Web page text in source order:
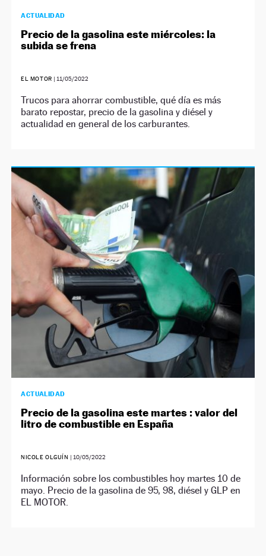
ACTUALIDAD
Precio de la gasolina este miércoles: la
subida se frena
EL MOTOR | 11/05/2022
Trucos para ahorrar combustible, qué día es más
barato repostar, precio de la gasolina y diésel y
actualidad en general de los carburantes.
ACTUALIDAD
Precio de la gasolina este martes : valor del
litro de combustible en España
NICOLE OLGUÍN | 10/05/2022
Información sobre los combustibles hoy martes 10 de
mayo. Precio de la gasolina de 95, 98, diésel y GLP en
EL MOTOR.